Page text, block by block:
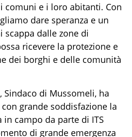
i comuni e i loro abitanti. Con
dare speranza e un
scappa dalle zone di
ricevere la protezione e
dei borghi e delle comunità
Sindaco di Mussomeli, ha
con grande soddisfazione la
campo da parte di ITS
di grande emergenza